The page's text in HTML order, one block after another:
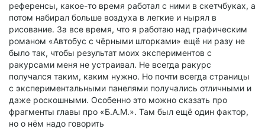
референсы, какое-то время работал с ними в скетчбуках, а
потом набирал больше воздуха в легкие и нырял в
рисование. За все время, что я работаю над графическим
романом «Автобус с чёрными шторками» ещё ни разу не
было так, чтобы результат моих экспериментов с
ракурсами меня не устраивал. Не всегда ракурс
получался таким, каким нужно. Но почти всегда страницы
с экспериментальными панелями получались отличными и
даже роскошными. Особенно это можно сказать про
фрагменты главы про «Б.А.М.». Там был ещё один фактор,
но о нём надо говорить